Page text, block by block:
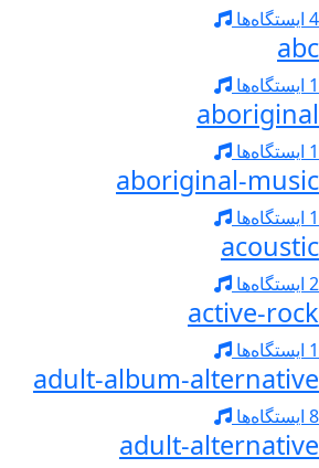
4 ایستگاه‌ها
abc
1 ایستگاه‌ها
aboriginal
1 ایستگاه‌ها
aboriginal-music
1 ایستگاه‌ها
acoustic
2 ایستگاه‌ها
active-rock
1 ایستگاه‌ها
adult-album-alternative
8 ایستگاه‌ها
adult-alternative